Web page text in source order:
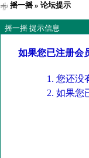
摇一摇» 论坛提示
摇一摇 提示信息
如果您已注册会
您还没
如果您